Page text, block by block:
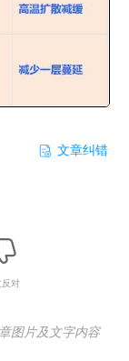
文章纠错
对
图片及文字内容